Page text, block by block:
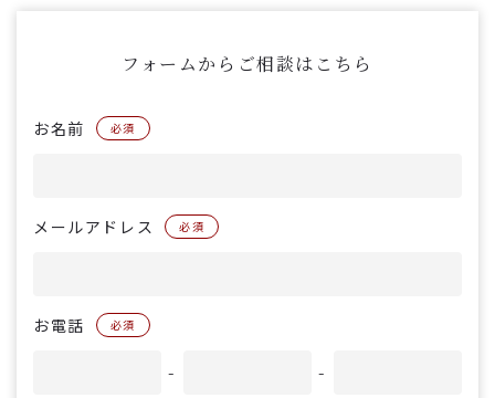
フォームからご相談はこちら
お名前 必須
メールアドレス 必須
お電話 必須
- -